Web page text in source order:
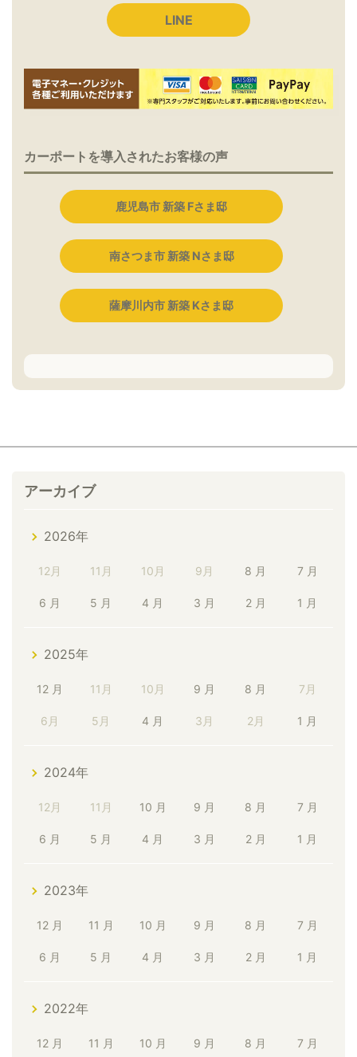
LINE
カーポートを導入されたお客様の声
鹿児島市 新築 Fさま邸
南さつま市 新築 Nさま邸
薩摩川内市 新築 Kさま邸
アーカイブ
2026年
12月 11月 10月 9月 8 月 7 月
6 月 5 月 4 月 3 月 2 月 1 月
2025年
12 月 11月 10月 9 月 8 月 7月
6月 5月 4 月 3月 2月 1 月
2024年
12月 11月 10 月 9 月 8 月 7 月
6 月 5 月 4 月 3 月 2 月 1 月
2023年
12 月 11 月 10 月 9 月 8 月 7 月
6 月 5 月 4 月 3 月 2 月 1 月
2022年
12 月 11 月 10 月 9 月 8 月 7 月